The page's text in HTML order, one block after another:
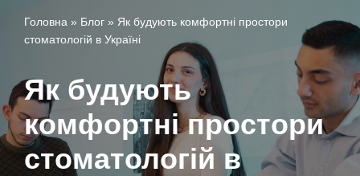
Головна » Блог » Як будують комфортні простори
стоматологій в Україні
Як будують
комфортні простори
стоматологій в